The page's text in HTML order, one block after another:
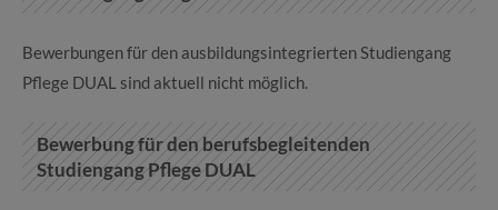
Bewerbungen für den ausbildungsintegrierten Studiengang
Pflege DUAL sind aktuell nicht möglich.
Bewerbung für denberufsbegleitenden
Studiengang Pflege DUAL